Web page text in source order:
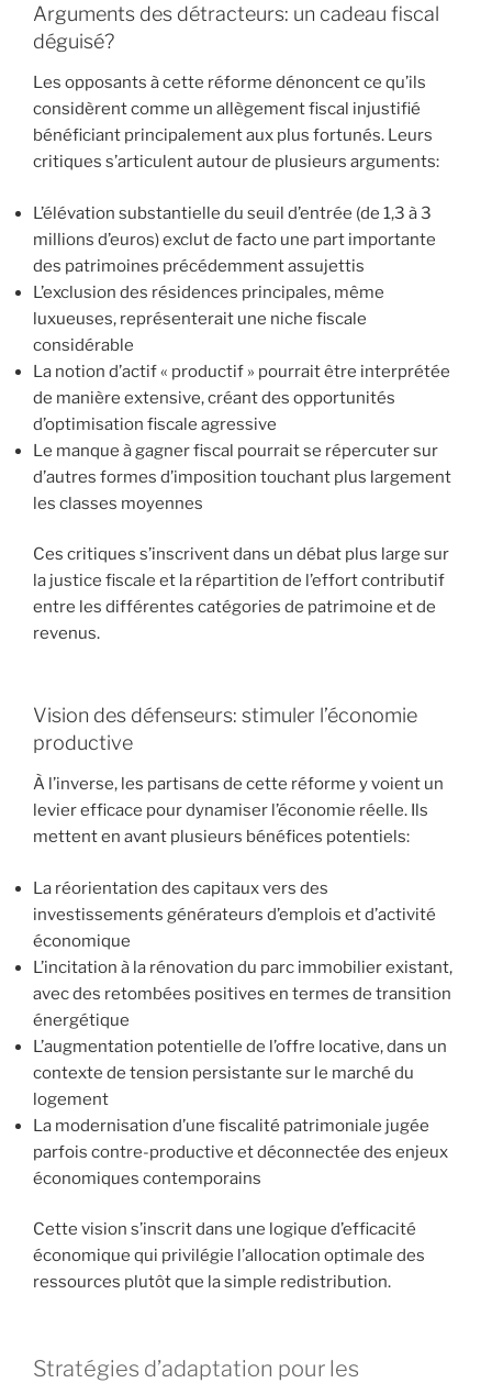
Arguments des détracteurs: un cadeau fiscal
déguisé?
Les opposants à cette réforme dénoncent ce qu’ils
considèrent comme un allègement fiscal injustifié
bénéficiant principalement aux plus fortunés. Leurs
critiques s’articulent autour de plusieurs arguments:
L’élévation substantielle du seuil d’entrée (de 1,3 à 3
millions d’euros) exclut de facto une part importante
des patrimoines précédemment assujettis
L’exclusion des résidences principales, même
luxueuses, représenterait une niche fiscale
considérable
La notion d’actif « productif » pourrait être interprétée
de manière extensive, créant des opportunités
d’optimisation fiscale agressive
Le manque à gagner fiscal pourrait se répercuter sur
d’autres formes d’imposition touchant plus largement
les classes moyennes
Ces critiques s’inscrivent dans un débat plus large sur
la justice fiscale et la répartition de l’effort contributif
entre les différentes catégories de patrimoine et de
revenus.
Vision des défenseurs: stimuler l’économie
productive
À l’inverse, les partisans de cette réforme y voient un
levier efficace pour dynamiser l’économie réelle. Ils
mettent en avant plusieurs bénéfices potentiels:
La réorientation des capitaux vers des
investissements générateurs d’emplois et d’activité
économique
L’incitation à la rénovation du parc immobilier existant,
avec des retombées positives en termes de transition
énergétique
L’augmentation potentielle de l’offre locative, dans un
contexte de tension persistante sur le marché du
logement
La modernisation d’une fiscalité patrimoniale jugée
parfois contre-productive et déconnectée des enjeux
économiques contemporains
Cette vision s’inscrit dans une logique d’efficacité
économique qui privilégie l’allocation optimale des
ressources plutôt que la simple redistribution.
Stratégies d’adaptation pour les